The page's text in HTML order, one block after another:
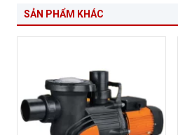
SẢN PHẨM KHÁC